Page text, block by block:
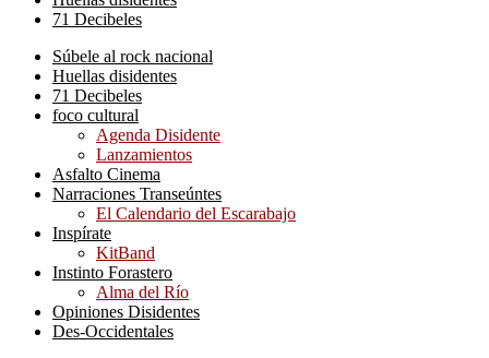
71 Decibeles
Súbele al rock nacional
Huellas disidentes
71 Decibeles
foco cultural
Agenda Disidente
Lanzamientos
Asfalto Cinema
Narraciones Transeúntes
El Calendario del Escarabajo
Inspírate
KitBand
Instinto Forastero
Alma del Río
Opiniones Disidentes
Des-Occidentales